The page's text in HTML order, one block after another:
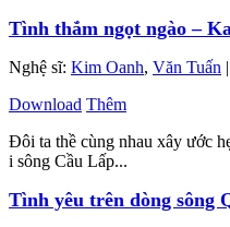
Tình thắm ngọt ngào –
Nghệ sĩ: Kim Oanh, Văn Tuấn
Download Thêm
Đôi ta thề cùng nhau xây ước
i sông Cầu Lấp...
Tình yêu trên dòng sông